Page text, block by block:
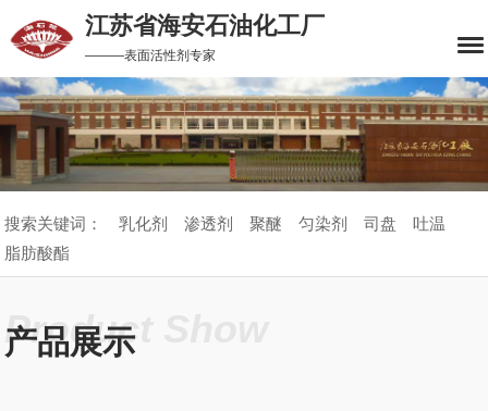
江苏省海安石油化工厂
———表面活性剂专家
搜索关键词： 乳化剂 渗透剂 聚醚 匀染剂 司盘
吐温
脂肪酸酯
Product Show
产品展示